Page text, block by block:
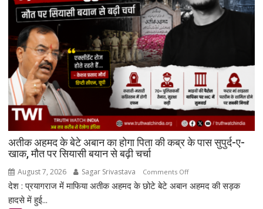
अतीक अहमद के बेटे अबान का होगा पिता की कब्र के पास सुपुर्द-ए-
खाक, मौत पर सियासी बयान से बढ़ी चर्चा
August 7, 2026 Sagar Srivastava Comments Offon
अतीक
देश : प्रयागराज में माफिया अतीक अहमद के छोटे बेटे अबान अहमद की सड़क
हादसे में हुई...